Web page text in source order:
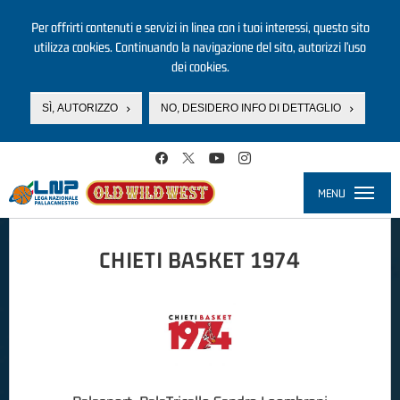
Per offrirti contenuti e servizi in linea con i tuoi interessi, questo sito
utilizza cookies. Continuando la navigazione del sito, autorizzi l’uso
dei cookies.
SÌ, AUTORIZZO NO, DESIDERO INFO DI DETTAGLIO
MENU
CHIETI BASKET 1974